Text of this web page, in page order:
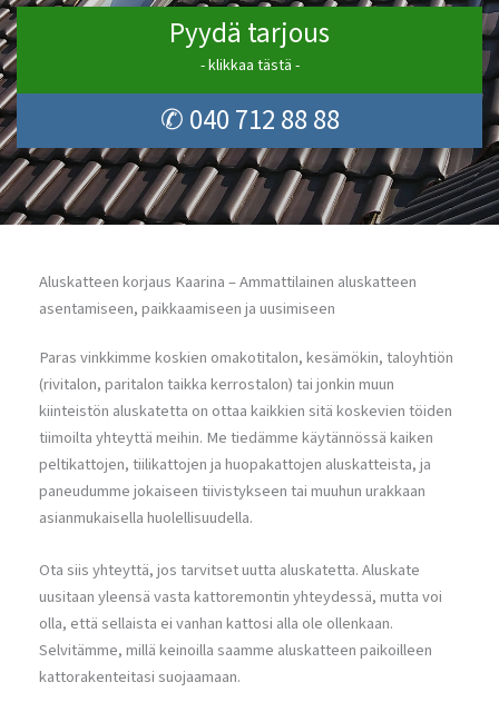
Pyydä tarjous
- klikkaa tästä -
✆ 040 712 88 88
Aluskatteen korjaus Kaarina – Ammattilainen aluskatteen
asentamiseen, paikkaamiseen ja uusimiseen
Paras vinkkimme koskien omakotitalon, kesämökin, taloyhtiön
(rivitalon, paritalon taikka kerrostalon) tai jonkin muun
kiinteistön aluskatetta on ottaa kaikkien sitä koskevien töiden
tiimoilta yhteyttä meihin. Me tiedämme käytännössä kaiken
peltikattojen, tiilikattojen ja huopakattojen aluskatteista, ja
paneudumme jokaiseen tiivistykseen tai muuhun urakkaan
asianmukaisella huolellisuudella.
Ota siis yhteyttä, jos tarvitset uutta aluskatetta. Aluskate
uusitaan yleensä vasta kattoremontin yhteydessä, mutta voi
olla, että sellaista ei vanhan kattosi alla ole ollenkaan.
Selvitämme, millä keinoilla saamme aluskatteen paikoilleen
kattorakenteitasi suojaamaan.